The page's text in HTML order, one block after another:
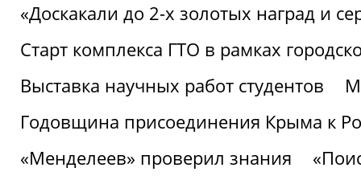
«Доскакали до 2-х золотых наград и
Старт комплекса ГТО в рамках
Выставка научных работ студентов
Годовщина присоединения Крыма к
«Менделеев» проверил знания